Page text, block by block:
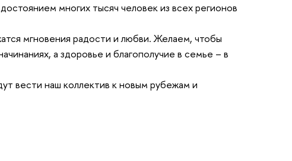
многих тысяч человек из всех регионов
мгновения радости и любви. Желаем, чтобы
а здоровье и благополучие в семье – в
вести наш коллектив к новым рубежам и